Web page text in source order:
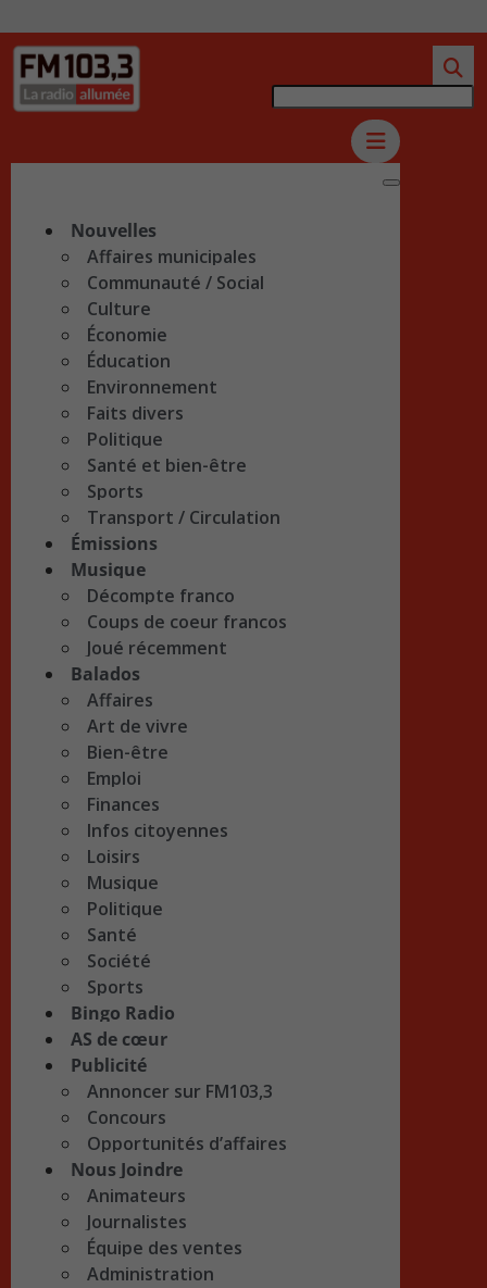
Nouvelles
Affaires municipales
Communauté / Social
Culture
Économie
Éducation
Environnement
Faits divers
Politique
Santé et bien-être
Sports
Transport / Circulation
Émissions
Musique
Décompte franco
Coups de coeur francos
Joué récemment
Balados
Affaires
Art de vivre
Bien-être
Emploi
Finances
Infos citoyennes
Loisirs
Musique
Politique
Santé
Société
Sports
Bingo Radio
AS de cœur
Publicité
Annoncer sur FM103,3
Concours
Opportunités d’affaires
Nous Joindre
Animateurs
Journalistes
Équipe des ventes
Administration